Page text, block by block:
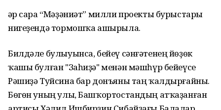
Һәр сара “Мәҙәниәт” милли проекты бурыстары
нигеҙендә тормошҡа ашырыла.
Билдәле булыуынса, бейеү сәнғәтенең йөҙөк
ҡашы булған "Заһиҙә" менән мәшһүр бейеүсе
Рәшиҙә Туйсина бар донъяны таң ҡалдырғайны.
Бөгөн уның улы, Башҡортостандың атҡаҙанған